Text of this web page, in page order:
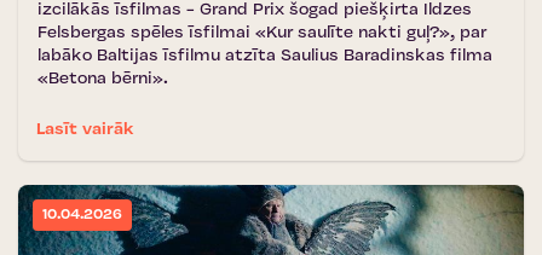
izcilākās īsfilmas - Grand Prix šogad piešķirta Ildzes
Felsbergas spēles īsfilmai «Kur saulīte nakti guļ?», par
labāko Baltijas īsfilmu atzīta Saulius Baradinskas filma
«Betona bērni».
Lasīt vairāk
10.04.2026